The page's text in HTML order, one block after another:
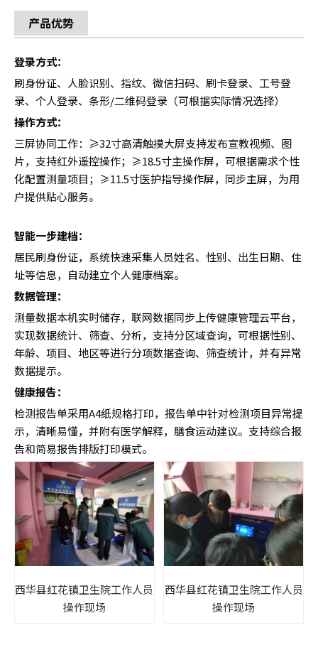
产品优势
登录方式：
刷身份证、人脸识别、指纹、微信扫码、刷卡登录、工号登
录、个人登录、条形/二维码登录（可根据实际情况选择）
操作方式：
三屏协同工作：≥32寸高清触摸大屏支持发布宣教视频、图
片，支持红外遥控操作；≥18.5寸主操作屏，可根据需求个性
化配置测量项目；≥11.5寸医护指导操作屏，同步主屏，为用
户提供贴心服务。
智能一步建档：
居民刷身份证，系统快速采集人员姓名、性别、出生日期、住
址等信息，自动建立个人健康档案。
数据管理：
测量数据本机实时储存，联网数据同步上传健康管理云平台，
实现数据统计、筛查、分析，支持分区域查询，可根据性别、
年龄、项目、地区等进行分项数据查询、筛查统计，并有异常
数据提示。
健康报告：
检测报告单采用A4纸规格打印，报告单中针对检测项目异常提
示，清晰易懂，并附有医学解释，膳食运动建议。支持综合报
告和简易报告排版打印模式。
西华县红花镇卫生院工作人员
操作现场
西华县红花镇卫生院工作人员
操作现场